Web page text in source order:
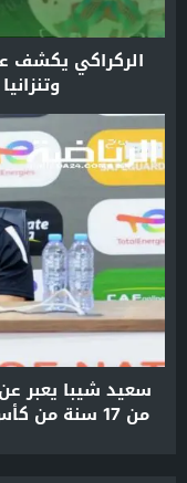
الركراكي يكشف
سعيد شيبا يعبر